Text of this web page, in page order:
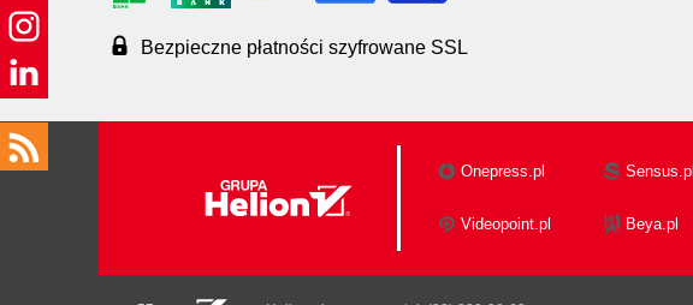
Bezpieczne płatności szyfrowane SSL
Onepress.pl Sensus.pl
Videopoint.pl Beya.pl